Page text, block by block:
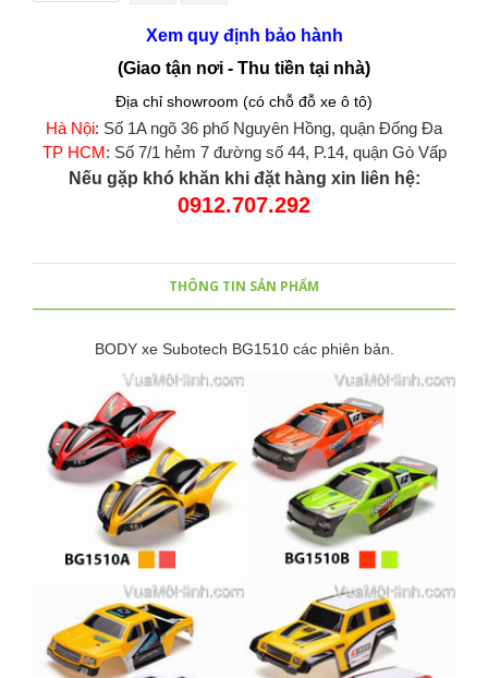
Xem quy định bảo hành
(Giao tận nơi - Thu tiền tại nhà)
Địa chỉ showroom (có chỗ đỗ xe ô tô)
Hà Nội: Số 1A ngõ 36 phố Nguyên Hồng, quận Đống Đa
TP HCM : Số 7/1 hẻm 7 đường số 44, P.14, quận Gò Vấp
Nếu gặp khó khăn khi đặt hàng xin liên hệ:
0912.707.292
THÔNG TIN SẢN PHẨM
BODY xe Subotech BG1510 các phiên bản.